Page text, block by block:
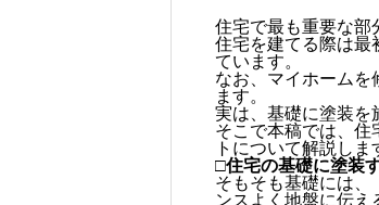
お盆に伴う休業のお知
2026.07.30
川崎市でリノベーシ
へ｜後悔しない計画
の選び方
2026.07.01
NEW
2021.04.25
お客様アンケート405
2026.01.25
藤沢市でリノベーシ
へ｜費用・進め方・
2026.08.01
川崎市でリノベーシ
へ｜後悔しない計画
の選び方
2026.07.01
NEW
2021.04.25
クーリング・オフ手続
2024.04.26
住宅で最も重要な部
住宅を建てる際は最
ています。
なお、マイホームを
ます。
実は、基礎に塗装を
そこで本稿では、住
トについて解説しま
□住宅の基礎に塗装
そもそも基礎には、
ンスよく地盤に伝